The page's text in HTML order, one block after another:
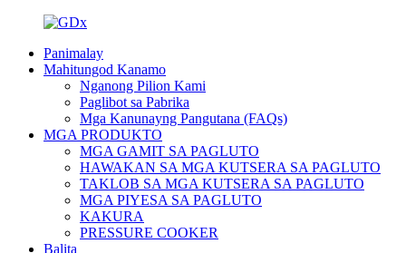
Panimalay
Mahitungod Kanamo
Nganong Pilion Kami
Paglibot sa Pabrika
Mga Kanunayng Pangutana (FAQs)
MGA PRODUKTO
MGA GAMIT SA PAGLUTO
HAWAKAN SA MGA KUTSERA SA PAGLUTO
TAKLOB SA MGA KUTSERA SA PAGLUTO
MGA PIYESA SA PAGLUTO
KAKURA
PRESSURE COOKER
Balita